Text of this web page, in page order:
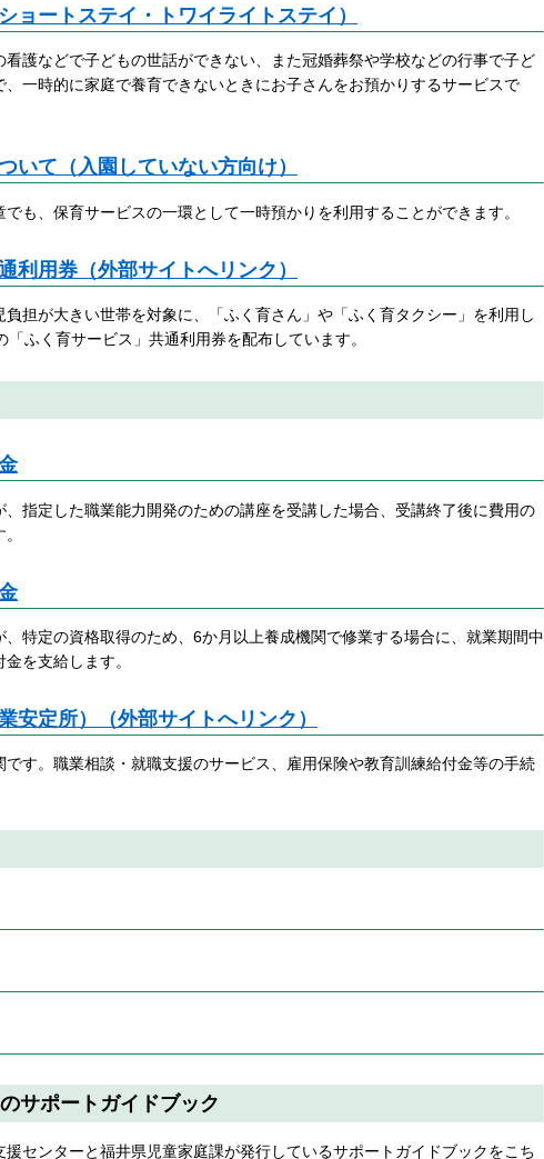
ョートステイ・トワイライトステイ）
護などで子どもの世話ができない、また冠婚葬祭や学校などの行事で子ど
、一時的に家庭で養育できないときにお子さんをお預かりするサービスで
いて（入園していない方向け）
も、保育サービスの一環として一時預かりを利用することができます。
利用券（外部サイトへリンク）
担が大きい世帯を対象に、「ふく育さん」や「ふく育タクシー」を利用し
ふく育サービス」共通利用券を配布しています。
指定した職業能力開発のための講座を受講した場合、受講終了後に費用の
特定の資格取得のため、6か月以上養成機関で修業する場合に、就業期間中
を支給します。
安定所）（外部サイトへリンク）
す。職業相談・就職支援のサービス、雇用保険や教育訓練給付金等の手続
サポートガイドブック
センターと福井県児童家庭課が発行しているサポートガイドブックをこち